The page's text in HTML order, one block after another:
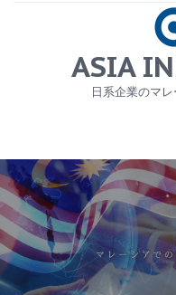
ニュース
労務サービス
プライバシーポリシー
お問合せ
ASIA
日系企業のマ